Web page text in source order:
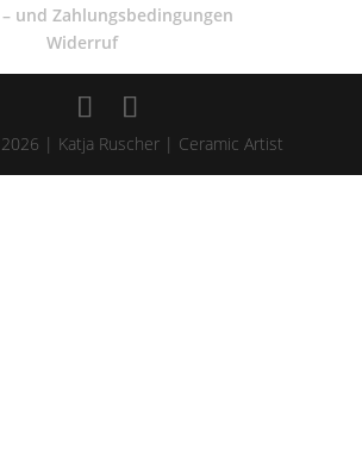
und Zahlungsbedingungen
Widerruf
| Katja Ruscher | Ceramic Artist